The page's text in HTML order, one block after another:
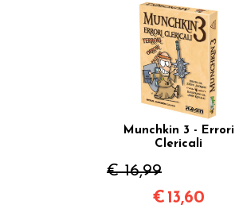
Munchkin 3 - Errori
Clericali
€ 16,99
€ 13,60